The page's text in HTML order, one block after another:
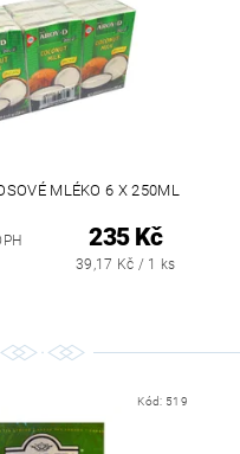
MLÉKO 6 X 250ML
235 Kč
39,17 Kč / 1 ks
Kód: 519